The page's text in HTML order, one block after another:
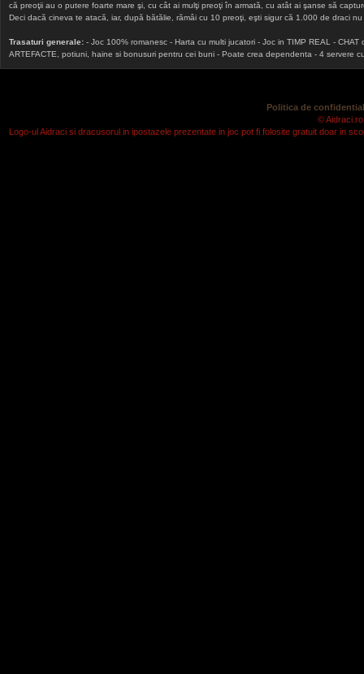
că preoţii au o putere foarte mare şi, cu cât ai mulţi preoţi în armată, cu atât ai şanse să
Deci dacă cineva te atacă, iar, după bătălie, rămâi cu 10 preoţi, eşti sigur că 1.000 de draci
Trasaturi generale: - Joc 100% romanesc - Harta cu multi jucatori - Joc in TIMP REAL -
ARTEFACTE, potiuni, haine si bonusuri pentru cei buni - Poate crea dependenta - 4 servere
Politica de
©
Logo-ul Aidraci si dracusorul in ipostazele prezentate in joc pot fi folosite gratuit doar in